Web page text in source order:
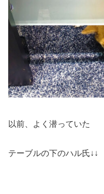
以前、よく潜っていた
テーブルの下のハル氏↓↓